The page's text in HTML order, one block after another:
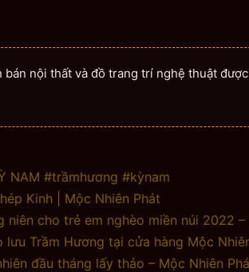
bán nội thất và đồ trang trí nghệ thuật
NAM #trầmhương #kỳnam
Kinh | Mộc Nhiên Phát
cho trẻ em nghèo miền núi 2022 –
Trầm Hương tại cửa hàng Mộc
đầu tháng lấy thảo – Mộc Nhiên